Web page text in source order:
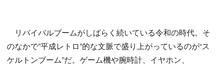
リバイバルブームがしばらく続いている令和の時代。そ
のなかで”平成レトロ”的な文脈で盛り上がっているのが“ス
ケルトンブーム”だ。ゲーム機や腕時計、イヤホン、